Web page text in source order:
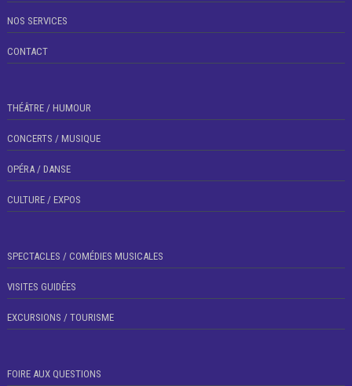
NOS SERVICES
CONTACT
THÉÂTRE / HUMOUR
CONCERTS / MUSIQUE
OPÉRA / DANSE
CULTURE / EXPOS
SPECTACLES / COMÉDIES MUSICALES
VISITES GUIDÉES
EXCURSIONS / TOURISME
FOIRE AUX QUESTIONS